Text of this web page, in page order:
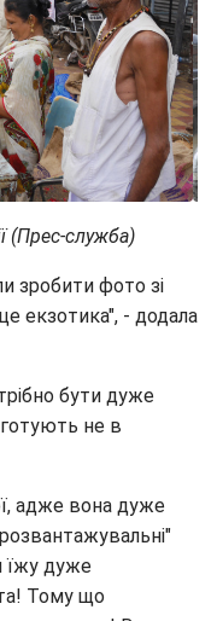
(Прес-служба)
зробити фото зі
екзотика", - додала
бути дуже
не в
адже вона дуже
їжу дуже
Тому що